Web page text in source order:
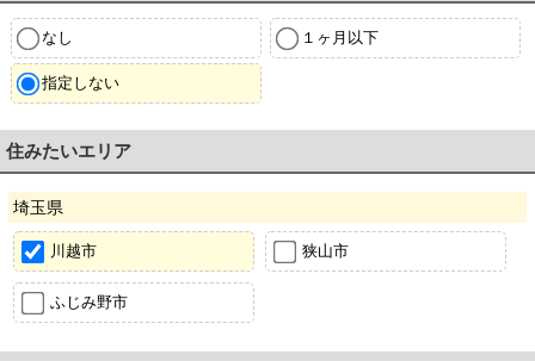
なし １ヶ月以下
指定しない
住みたいエリア
埼玉県
川越市 狭山市
ふじみ野市